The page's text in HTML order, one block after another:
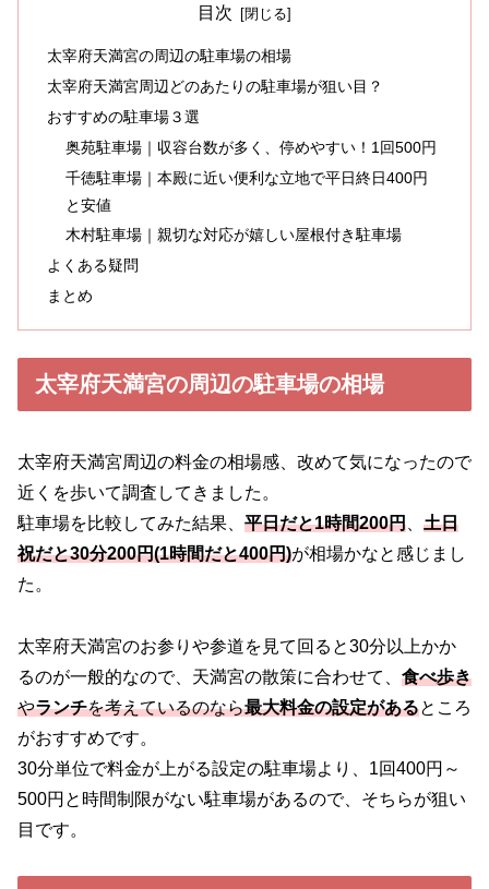
目次
太宰府天満宮の周辺の駐車場の相場
太宰府天満宮周辺どのあたりの駐車場が狙い目？
おすすめの駐車場３選
奥苑駐車場｜収容台数が多く、停めやすい！1回500円
千徳駐車場｜本殿に近い便利な立地で平日終日400円
と安値
木村駐車場｜親切な対応が嬉しい屋根付き駐車場
よくある疑問
まとめ
太宰府天満宮の周辺の駐車場の相場
太宰府天満宮周辺の料金の相場感、改めて気になったので
近くを歩いて調査してきました。
駐車場を比較してみた結果、 平日だと1時間200円
土日
祝だと30分200円(1時間だと400円)が相場かなと感じまし
た。
太宰府天満宮のお参りや参道を見て回ると30分以上かか
るのが一般的なので、天満宮の散策に合わせて、 食べ歩き
やランチを考えているのなら最大料金の設定があるところ
がおすすめです。
30分単位で料金が上がる設定の駐車場より、1回400円～
500円と時間制限がない駐車場があるので、そちらが狙い
目です。